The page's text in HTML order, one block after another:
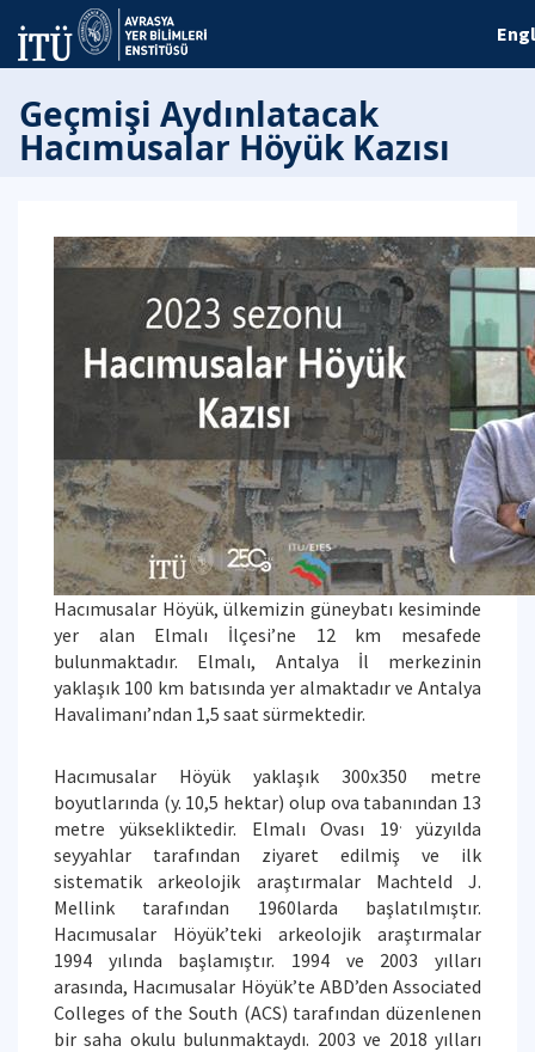
Geçmişi Aydınlatacak
Hacımusalar Höyük Kazısı
Hacımusalar Höyük, ülkemizin güneybatı kesiminde
yer alan Elmalı İlçesi’ne 12 km mesafede
bulunmaktadır. Elmalı, Antalya İl merkezinin
yaklaşık 100 km batısında yer almaktadır ve Antalya
Havalimanı’ndan 1,5 saat sürmektedir.
Hacımusalar Höyük yaklaşık 300x350 metre
boyutlarında (y. 10,5 hektar) olup ova tabanından 13
metre yüksekliktedir. Elmalı Ovası 19.yüzyılda
seyyahlar tarafından ziyaret edilmiş ve ilk
sistematik arkeolojik araştırmalar Machteld J.
Mellink tarafından 1960larda başlatılmıştır.
Hacımusalar Höyük’teki arkeolojik araştırmalar
1994 yılında başlamıştır. 1994 ve 2003 yılları
arasında, Hacımusalar Höyük’te ABD’den Associated
Colleges of the South (ACS) tarafından düzenlenen
bir saha okulu bulunmaktaydı. 2003 ve 2018 yılları